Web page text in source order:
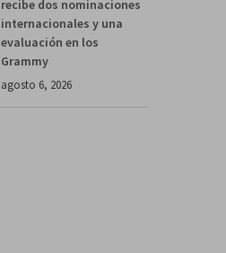
recibe dos nominaciones
internacionales y una
evaluación en los
Grammy
agosto 6, 2026